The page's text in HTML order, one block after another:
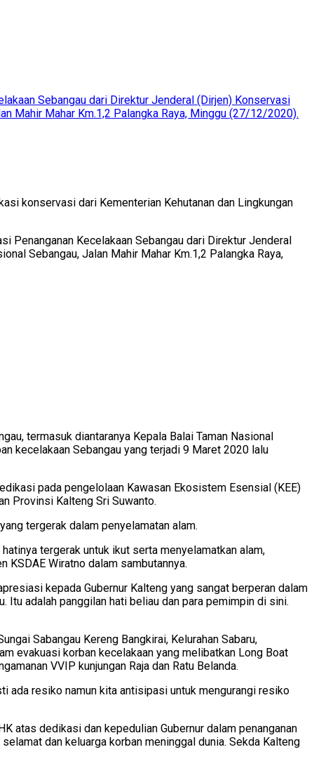
Sebangau dari Direktur Jenderal (Dirjen) Konservasi
Mahir Mahar Km.1,2 Palangka Raya, Minggu (27/12/2020).
konservasi dari Kementerian Kehutanan dan Lingkungan
Penanganan Kecelakaan Sebangau dari Direktur Jenderal
Sebangau, Jalan Mahir Mahar Km.1,2 Palangka Raya,
termasuk diantaranya Kepala Balai Taman Nasional
kecelakaan Sebangau yang terjadi 9 Maret 2020 lalu
pada pengelolaan Kawasan Ekosistem Esensial (KEE)
Provinsi Kalteng Sri Suwanto.
tergerak dalam penyelamatan alam.
tergerak untuk ikut serta menyelamatkan alam,
KSDAE Wiratno dalam sambutannya.
kepada Gubernur Kalteng yang sangat berperan dalam
Itu adalah panggilan hati beliau dan para pemimpin di sini.
Sabangau Kereng Bangkirai, Kelurahan Sabaru,
evakuasi korban kecelakaan yang melibatkan Long Boat
VVIP kunjungan Raja dan Ratu Belanda.
ada resiko namun kita antisipasi untuk mengurangi resiko
atas dedikasi dan kepedulian Gubernur dalam penanganan
dan keluarga korban meninggal dunia. Sekda Kalteng